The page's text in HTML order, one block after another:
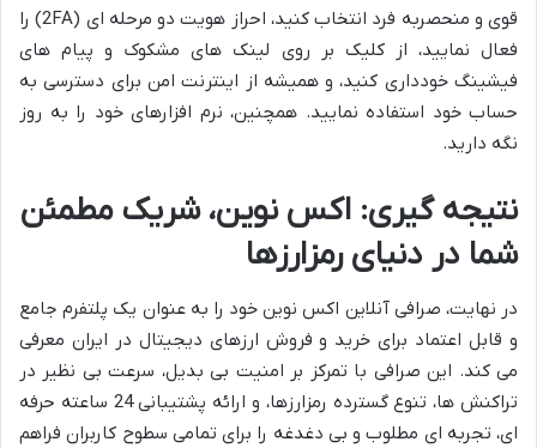
قوی و منحصربه فرد انتخاب کنید، احراز هویت دو مرحله ای (2FA) را
فعال نمایید، از کلیک بر روی لینک های مشکوک و پیام های
فیشینگ خودداری کنید، و همیشه از اینترنت امن برای دسترسی به
حساب خود استفاده نمایید. همچنین، نرم افزارهای خود را به روز
نگه دارید.
نتیجه گیری: اکس نوین، شریک مطمئن
شما در دنیای رمزارزها
در نهایت، صرافی آنلاین اکس نوین خود را به عنوان یک پلتفرم جامع
و قابل اعتماد برای خرید و فروش ارزهای دیجیتال در ایران معرفی
می کند. این صرافی با تمرکز بر امنیت بی بدیل، سرعت بی نظیر در
تراکنش ها، تنوع گسترده رمزارزها، و ارائه پشتیبانی 24 ساعته حرفه
ای، تجربه ای مطلوب و بی دغدغه را برای تمامی سطوح کاربران فراهم